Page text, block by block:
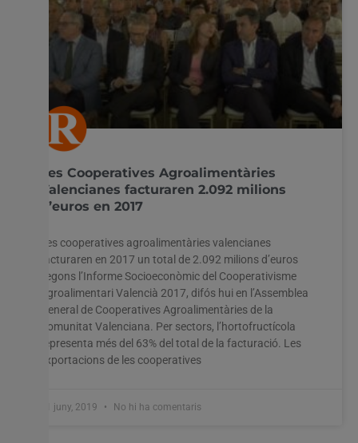
Les Cooperatives Agroalimentàries
Valencianes facturaren 2.092 milions
d’euros en 2017
Les cooperatives agroalimentàries valencianes
facturaren en 2017 un total de 2.092 milions d’euros
segons l’Informe Socioeconòmic del Cooperativisme
Agroalimentari Valencià 2017, difós hui en l’Assemblea
General de Cooperatives Agroalimentàries de la
Comunitat Valenciana. Per sectors, l’hortofructícola
representa més del 63% del total de la facturació. Les
exportacions de les cooperatives
11 juny, 2019 No hi ha comentaris
Utilitzem cookies al nostre lloc web per oferir-vos
l'experiència més rellevant recordant les vostres preferències
i visites repetides. En fer clic a "Acceptar-ho tot", accepteu
l'ús de TOTES les cookies. Tanmateix, podeu visitar
"Configuració de les galetes" per proporcionar un
consentiment controlat.
Configuració cookies Accepta tot